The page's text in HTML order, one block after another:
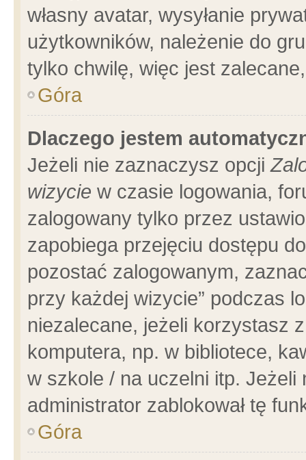
własny avatar, wysyłanie
użytkowników, należenie do
tylko chwilę, więc jest
Góra
Dlaczego jestem
Jeżeli nie zaznaczysz opcji
wizycie w czasie logowania,
zalogowany tylko przez
zapobiega przejęciu dostępu
pozostać zalogowanym,
przy każdej wizycie” podczas
niezalecane, jeżeli korzystasz
komputera, np. w bibliotece,
w szkole / na uczelni itp.
administrator zablokował tę
Góra